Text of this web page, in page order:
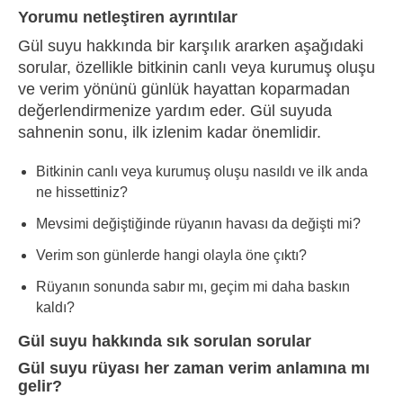
Yorumu netleştiren ayrıntılar
Gül suyu hakkında bir karşılık ararken aşağıdaki
sorular, özellikle bitkinin canlı veya kurumuş oluşu
ve verim yönünü günlük hayattan koparmadan
değerlendirmenize yardım eder. Gül suyuda
sahnenin sonu, ilk izlenim kadar önemlidir.
Bitkinin canlı veya kurumuş oluşu nasıldı ve ilk anda
ne hissettiniz?
Mevsimi değiştiğinde rüyanın havası da değişti mi?
Verim son günlerde hangi olayla öne çıktı?
Rüyanın sonunda sabır mı, geçim mi daha baskın
kaldı?
Gül suyu hakkında sık sorulan sorular
Gül suyu rüyası her zaman verim anlamına mı
gelir?